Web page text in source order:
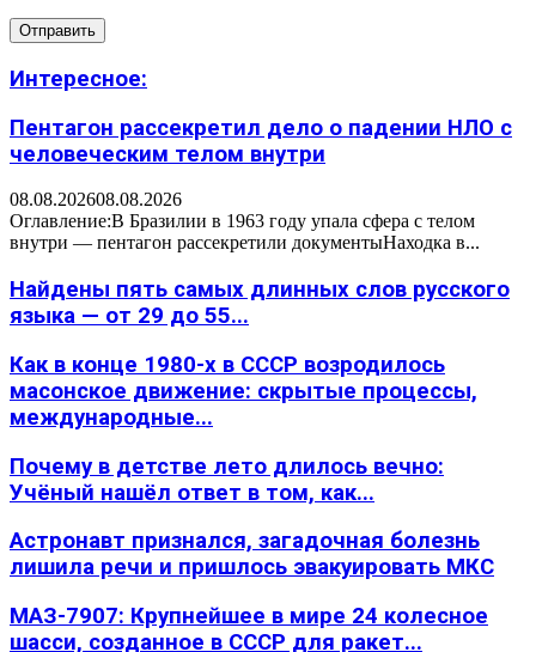
Интересное:
Пентагон рассекретил дело о падении НЛО с
человеческим телом внутри
08.08.202608.08.2026
Оглавление:В Бразилии в 1963 году упала сфера с телом
внутри — пентагон рассекретили документыНаходка в...
Найдены пять самых длинных слов русского
языка — от 29 до 55...
Как в конце 1980-х в СССР возродилось
масонское движение: скрытые процессы,
международные...
Почему в детстве лето длилось вечно:
Учёный нашёл ответ в том, как...
Астронавт признался, загадочная болезнь
лишила речи и пришлось эвакуировать МКС
МАЗ-7907: Крупнейшее в мире 24 колесное
шасси, созданное в СССР для ракет...